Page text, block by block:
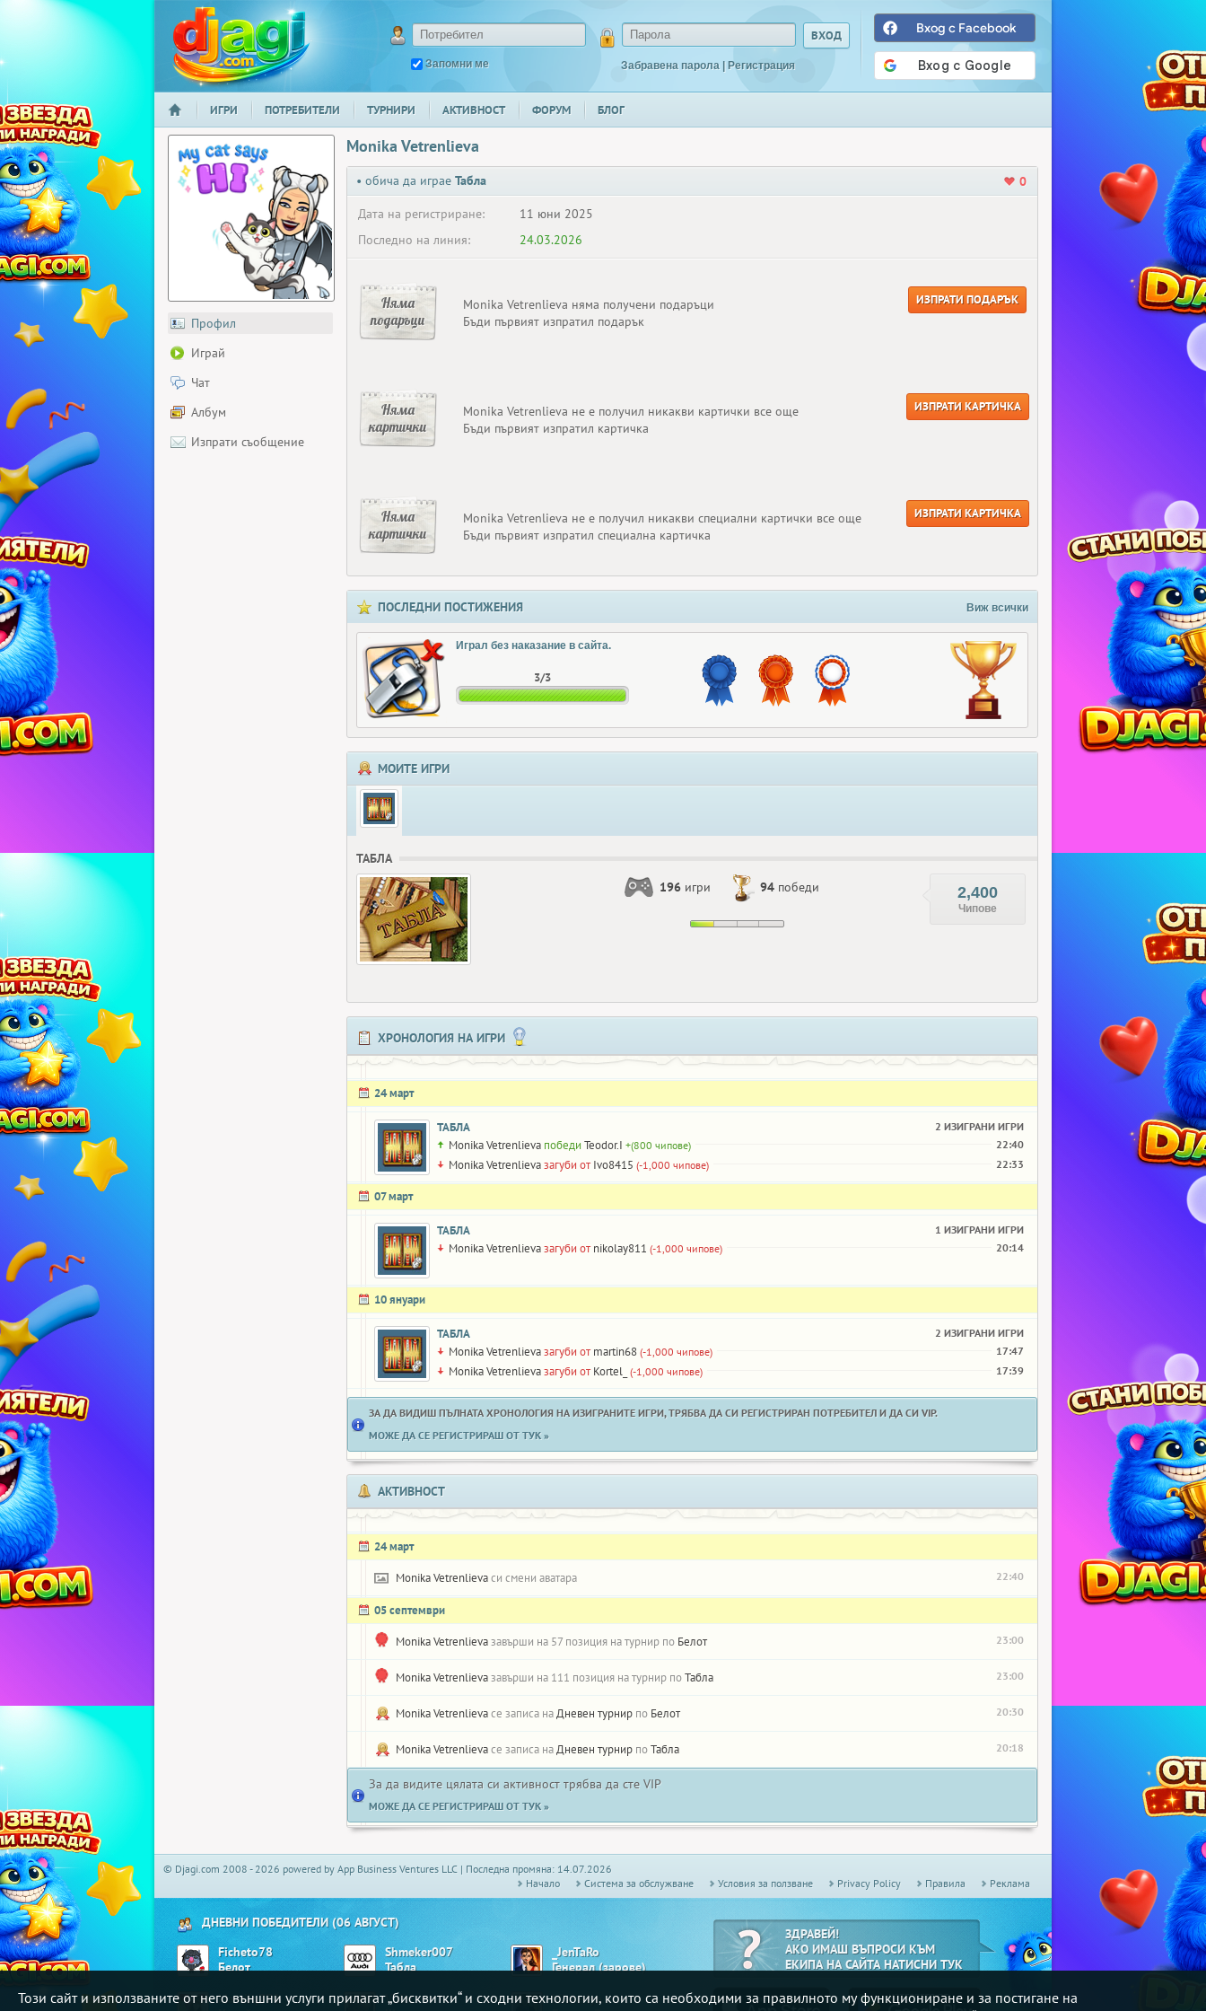
djagi.com
Запомни ме Забравена парола | Регистрация
Вход с Facebook
НАЧАЛО
ИГРИ ПОТРЕБИТЕЛИ ТУРНИРИ АКТИВНОСТ ФОРУМ БЛОГ
Профил
Играй
Чат
Албум
Изпрати съобщение
Monika Vetrenlieva
• обича да играе Табла
0
Дата на регистриране:
11 юни 2025
Последно на линия:
24.03.2026
Няма
подаръци
Monika Vetrenlieva няма получени подаръци
Бъди първият изпратил подарък
ИЗПРАТИ ПОДАРЪК
Няма
картички
Monika Vetrenlieva не е получил никакви картички все още
Бъди първият изпратил картичка
ИЗПРАТИ КАРТИЧКА
Няма
картички
Monika Vetrenlieva не е получил никакви специални картички все още
Бъди първият изпратил специална картичка
ИЗПРАТИ КАРТИЧКА
ПОСЛЕДНИ ПОСТИЖЕНИЯ Виж всички
Играл без наказание в сайта.
3/3
МОИТЕ ИГРИ
ТАБЛА
196 игри 94 победи 2,400
Чипове
ХРОНОЛОГИЯ НА ИГРИ
24 март
ТАБЛА 2 ИЗИГРАНИ ИГРИ
Monika Vetrenlieva победи Teodor.I +(800 чипове) 22:40
Monika Vetrenlievaзагуби от Ivo8415 (-1,000 чипове) 22:33
07 март
ТАБЛА 1 ИЗИГРАНИ ИГРИ
Monika Vetrenlievaзагуби от nikolay811 (-1,000 чипове) 20:14
10 януари
ТАБЛА 2 ИЗИГРАНИ ИГРИ
Monika Vetrenlievaзагуби от martin68 (-1,000 чипове) 17:47
Monika Vetrenlievaзагуби от Kortel_ (-1,000 чипове) 17:39
ЗА ДА ВИДИШ ПЪЛНАТА ХРОНОЛОГИЯ НА ИЗИГРАНИТЕ ИГРИ, ТРЯБВА ДА СИ РЕГИСТРИРАН ПОТРЕБИТЕЛ И ДА СИ VIP.
МОЖЕ ДА СЕ РЕГИСТРИРАШ ОТ ТУК »
АКТИВНОСТ
24 март
Monika Vetrenlievaси смени аватара 22:40
05 септември
Monika Vetrenlievaзавърши на 57 позиция на турнир по Белот 23:00
Monika Vetrenlievaзавърши на 111 позиция на турнир поТабла 23:00
Monika Vetrenlievaсе записа наДневен турнир по Белот 20:30
Monika Vetrenlievaсе записа наДневен турнир поТабла 20:18
За да видите цялата си активност трябва да сте VIP
МОЖЕ ДА СЕ РЕГИСТРИРАШ ОТ ТУК »
Този сайт и използваните от него външни услуги прилагат „бисквитки“ и сходни технологии, които са необходими за правилното му функциониране и за постигане на
© Djagi.com 2008 - 2026 powered by App Business Ventures LLC | Последна промяна: 14.07.2026
Начало
Системa за обслужване Условия за ползване Privacy Policy Правила Реклама
ДНЕВНИ ПОБЕДИТЕЛИ (06 АВГУСТ)
Ficheto78
Белот
Shmeker007
Табла
_JenTaRo
Генерал (зарове)
klavdiq778
Villie
Misteriya
ЗДРАВЕЙ!
АКО ИМАШ ВЪПРОСИ КЪМ
ЕКИПА НА САЙТА НАТИСНИ ТУК